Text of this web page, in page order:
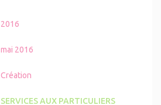
2016
mai 2016
Création
SERVICES AUX PARTICULIERS